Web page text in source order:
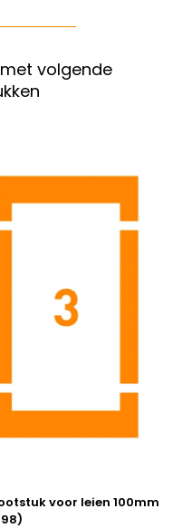
volgende
voor leien 100mm